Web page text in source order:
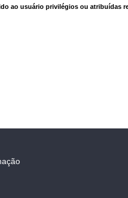
ao usuário privilégios ou atribuídas